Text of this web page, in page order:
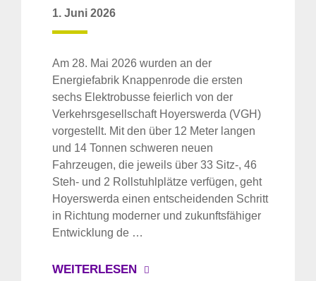
1. Juni 2026
Am 28. Mai 2026 wurden an der
Energiefabrik Knappenrode die ersten
sechs Elektrobusse feierlich von der
Verkehrsgesellschaft Hoyerswerda (VGH)
vorgestellt. Mit den über 12 Meter langen
und 14 Tonnen schweren neuen
Fahrzeugen, die jeweils über 33 Sitz-, 46
Steh- und 2 Rollstuhlplätze verfügen, geht
Hoyerswerda einen entscheidenden Schritt
in Richtung moderner und zukunftsfähiger
Entwicklung de …
WEITERLESEN